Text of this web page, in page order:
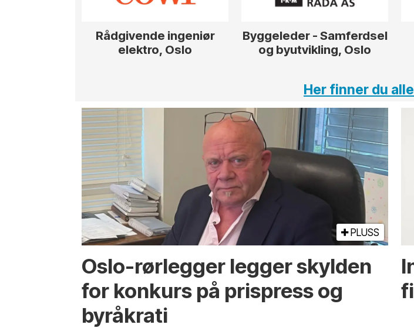
Rådgivende ingeniør
elektro, Oslo
Byggeleder - Samferdsel
og byutvikling, Oslo
Her finner du
PLUSS
Oslo-rørlegger legger skylden
for konkurs på prispress og
byråkrati